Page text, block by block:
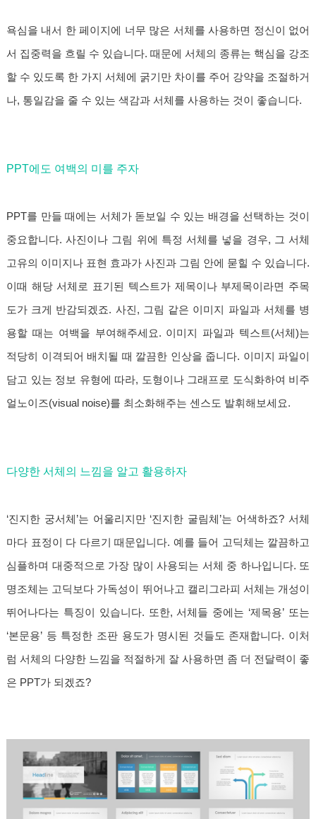
욕심을 내서 한 페이지에 너무 많은 서체를 사용하면 정신이 없어
서 집중력을 흐릴 수 있습니다. 때문에 서체의 종류는 핵심을 강조
할 수 있도록 한 가지 서체에 굵기만 차이를 주어 강약을 조절하거
나, 통일감을 줄 수 있는 색감과 서체를 사용하는 것이 좋습니다.
PPT에도 여백의 미를 주자
PPT를 만들 때에는 서체가 돋보일 수 있는 배경을 선택하는 것이
중요합니다. 사진이나 그림 위에 특정 서체를 넣을 경우, 그 서체
고유의 이미지나 표현 효과가 사진과 그림 안에 묻힐 수 있습니다.
이때 해당 서체로 표기된 텍스트가 제목이나 부제목이라면 주목
도가 크게 반감되겠죠. 사진, 그림 같은 이미지 파일과 서체를 병
용할 때는 여백을 부여해주세요. 이미지 파일과 텍스트(서체)는
적당히 이격되어 배치될 때 깔끔한 인상을 줍니다. 이미지 파일이
담고 있는 정보 유형에 따라, 도형이나 그래프로 도식화하여 비주
얼노이즈(visual noise)를 최소화해주는 센스도 발휘해보세요.
다양한 서체의 느낌을 알고 활용하자
‘진지한 궁서체’는 어울리지만 ‘진지한 굴림체’는 어색하죠? 서체
마다 표정이 다 다르기 때문입니다. 예를 들어 고딕체는 깔끔하고
심플하며 대중적으로 가장 많이 사용되는 서체 중 하나입니다. 또
명조체는 고딕보다 가독성이 뛰어나고 캘리그라피 서체는 개성이
뛰어나다는 특징이 있습니다. 또한, 서체들 중에는 ‘제목용’ 또는
‘본문용’ 등 특정한 조판 용도가 명시된 것들도 존재합니다. 이처
럼 서체의 다양한 느낌을 적절하게 잘 사용하면 좀 더 전달력이 좋
은 PPT가 되겠죠?